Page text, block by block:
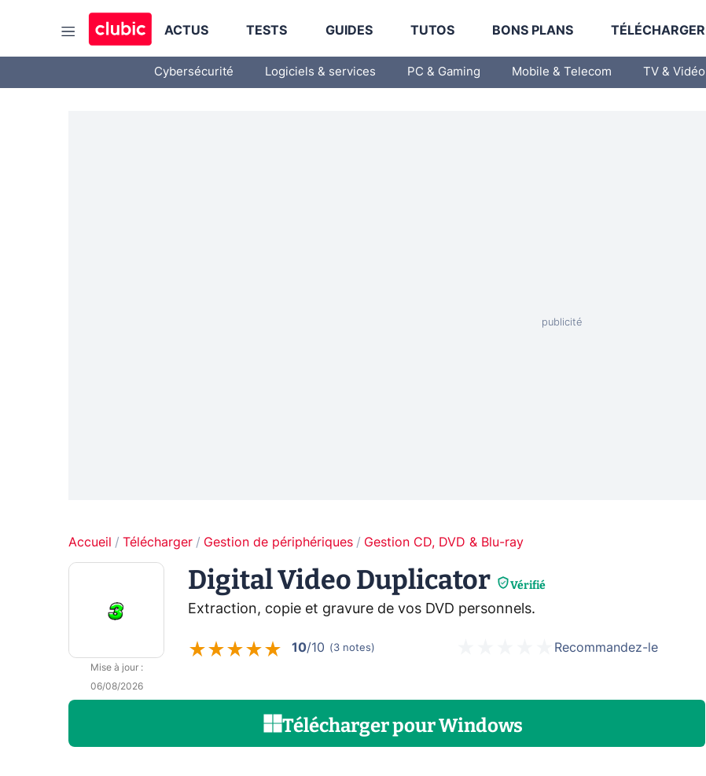
ACTUS TESTS GUIDES TUTOS BONS PLANS TÉLÉCHARGER
Cybersécurité Logiciels & services PC & Gaming Mobile & Telecom TV & Vidéo
Accueil Télécharger Gestion de périphériques Gestion CD, DVD & Blu-ray
Mise à jour:
06/08/2026
Digital Video Duplicator Vérifié
Extraction, copie et gravure de vos DVD personnels.
10/10 (3 notes) Recommandez-le
TéléchargerpourWindows